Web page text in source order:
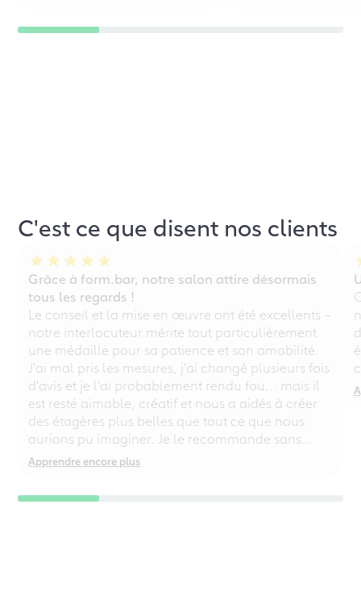
C'est ce que disent nos clients
Grâce à form.bar, notre salon attire désormais
tous les regards !
Le conseil et la mise en œuvre ont été excellents –
notre interlocuteur mérite tout particulièrement
une médaille pour sa patience et son amabilité.
J'ai mal pris les mesures, j'ai changé plusieurs fois
d'avis et je l'ai probablement rendu fou... mais il
est resté aimable, créatif et nous a aidés à créer
des étagères plus belles que tout ce que nous
aurions pu imaginer. Je le recommande sans
réserve, même aux perfectionnistes chaotiques !
Apprendre encore plus